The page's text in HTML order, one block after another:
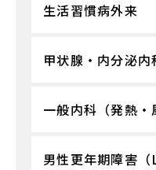
生活習慣病外来
甲状腺・内分泌内
一般内科（発熱・
男性更年期障害